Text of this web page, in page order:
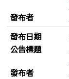
發布者
發布日期
公告標題
發布者